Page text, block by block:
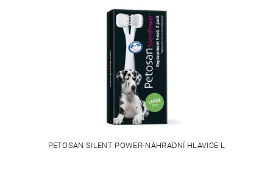
PETOSAN SILENT POWER-NÁHRADNÍ HLAVICE L